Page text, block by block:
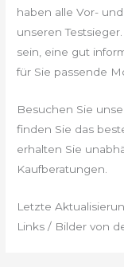
haben alle Vor-
unseren
sein, eine gut
für Sie passende
Besuchen Sie
finden Sie das
erhalten Sie
Kaufberatungen.
Letzte
Links / Bilder von